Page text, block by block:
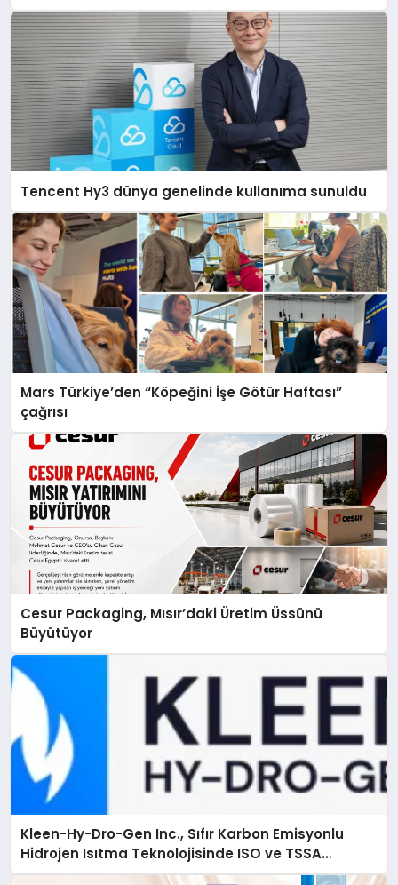
Tencent Hy3 dünya genelinde kullanıma sunuldu
Mars Türkiye’den “Köpeğini İşe Götür Haftası”
çağrısı
Cesur Packaging, Mısır’daki Üretim Üssünü
Büyütüyor
Kleen-Hy-Dro-Gen Inc., Sıfır Karbon Emisyonlu
Hidrojen Isıtma Teknolojisinde ISO ve TSSA
Düzenleyici Onaylarını Aldı